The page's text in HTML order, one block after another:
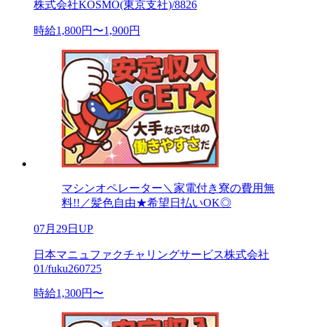
株式会社KOSMO(東京支社)/8826
時給1,800円〜1,900円
マシンオペレーター＼家電付き寮の費用無
料!!／髪色自由★希望日払いOK◎
07月29日UP
日本マニュファクチャリングサービス株式会社
01/fuku260725
時給1,300円〜